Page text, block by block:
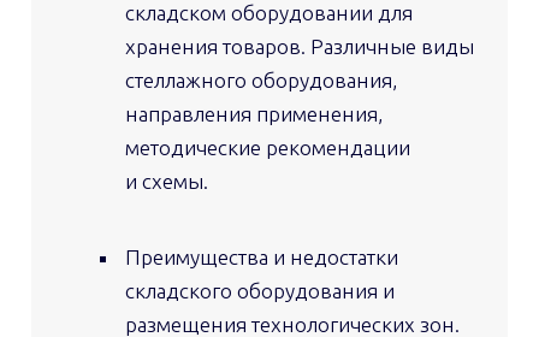
складском оборудовании для
хранения товаров. Различные виды
стеллажного оборудования,
направления применения,
методические рекомендации
и схемы.
Преимущества и недостатки
складского оборудования и
размещения технологических зон.